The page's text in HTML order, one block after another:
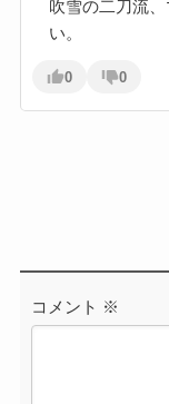
吹雪の二刀流
い。
0 0
コメント ※